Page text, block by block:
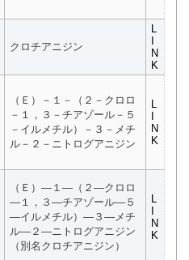
クロチアニジン
L
I
N
K
（Ｅ）－１－（２－クロロ
－１，３－チアゾール－５
－イルメチル）－３－メチ
ル－２－ニトログアニジン
L
I
N
K
（Ｅ）―１―（２―クロロ
―１，３―チアゾール―５
―イルメチル）―３―メチ
ル―２―ニトログアニジン
（別名クロチアニジン）
L
I
N
K